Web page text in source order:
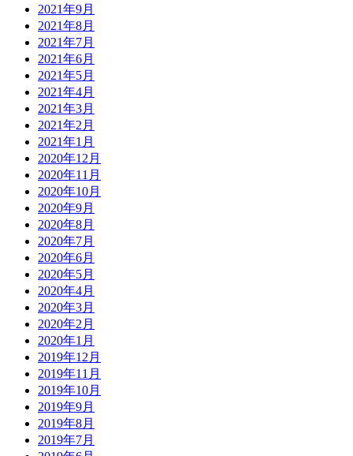
2021年9月
2021年8月
2021年7月
2021年6月
2021年5月
2021年4月
2021年3月
2021年2月
2021年1月
2020年12月
2020年11月
2020年10月
2020年9月
2020年8月
2020年7月
2020年6月
2020年5月
2020年4月
2020年3月
2020年2月
2020年1月
2019年12月
2019年11月
2019年10月
2019年9月
2019年8月
2019年7月